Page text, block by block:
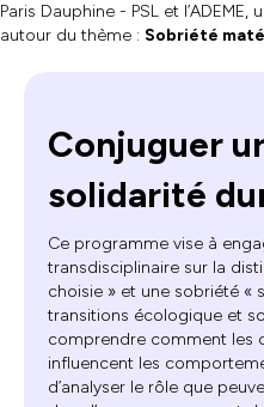
Paris Dauphine - PSL et
autour du thème : Sobriété
Conjuguer
solidarité
Ce programme vise à
transdisciplinaire sur la
choisie » et une sobriété «
transitions écologique et
comprendre comment les
influencent les
d’analyser le rôle que